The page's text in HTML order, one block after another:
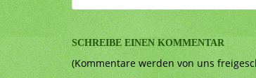
SCHREIBE EINEN KOMMENTAR
(Kommentare werden von uns